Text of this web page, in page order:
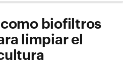
como biofiltros
limpiar el